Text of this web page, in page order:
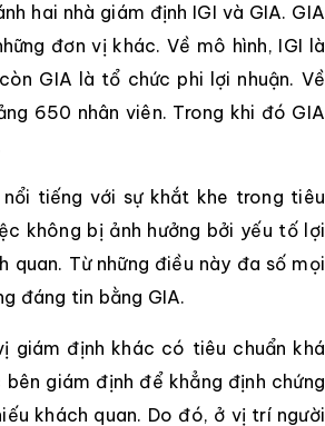
hai nhà giám định IGI và GIA. GIA
đơn vị khác. Về mô hình, IGI là
GIA là tổ chức phi lợi nhuận. Về
650 nhân viên. Trong khi đó GIA
tiếng với sự khắt khe trong tiêu
không bị ảnh hưởng bởi yếu tố lợi
quan. Từ những điều này đa số mọi
đáng tin bằng GIA.
giám định khác có tiêu chuẩn khá
giám định để khẳng định chứng
khách quan. Do đó, ở vị trí người